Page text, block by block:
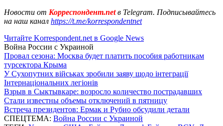
Новости от Корреспондент.netв Telegram. Подписывайтесь
на наш канал https://t.me/korrespondentnet
Читайте Korrespondent.net в Google News
Война России с Украиной
Провал сезона: Москва будет платить пособия работникам
турсектора Крыма
У Сухопутних військах зробили заяву щодо інтеграції
Інтернаціональних легіонів
Взрыв в Сыктывкаре: возросло количество пострадавших
Стали известны объемы отключений в пятницу
Встреча президентов: Ермак и Рубио обсудили детали
СПЕЦТЕМА: Война России с Украиной